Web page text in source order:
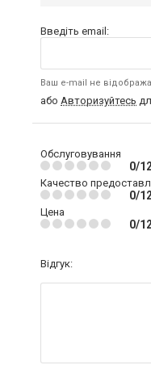
Введіть email:
Ваш e-mail не
або Авторизуйтесь
Обслуговування
0/
Качество
0/
Цена
0/
Відгук: